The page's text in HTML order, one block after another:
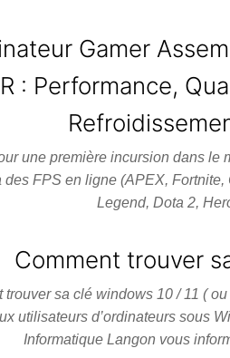
Gamer
: Performance,
une première incursion dans le
des FPS en ligne (APEX,
Legend, Dota 2,
Comment trouver
trouver sa clé windows 10 / 11 (
utilisateurs d’ordinateurs sous
Informatique Langon vous